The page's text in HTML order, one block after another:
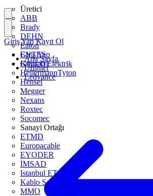
Üretici
ABB
Brady
DEHN
Eaton
ENTES
Günsan Elektrik
HellermannTyton
Hensel
Megger
Nexans
Roxtec
Socomec
Sanayi Ortağı
ETMD
Europacable
EYODER
İMSAD
Istanbul ETO
Kablo Sanayicileri Derneği
MMO
Giriş Yap
Kayıt Ol
Giriş Yap Kayıt Ol
Ana Sayfa
Ürünler
Ledvance